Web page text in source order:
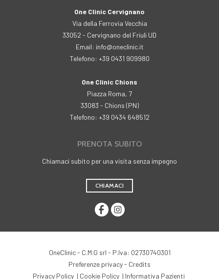
One Clinic Cervignano
Via della Ferrovia Vecchia
33052 - Cervignano del Friuli UD
Email: info@oneclinic.it
Telefono: +39 0431 909980
One Clinic Chions
Piazza Roma, 7
33083 - Chions (PN)
Telefono: +39 0434 648512
PRENOTA SUBITO
Chiamaci subito per una visita senza impegno
CHIAMACI
OneClinic - C.M.G srl - P.Iva: 02730740301
Preferenze privacy- Credits
Privacy Policy | Cookie Policy | Informativa Pazienti